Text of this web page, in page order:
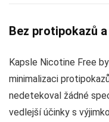
Bez protipokazů
Kapsle Nicotine Free
minimalizaci
nedetekoval žádné
vedlejší účinky s